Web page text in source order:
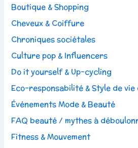
Boutique & Shopping
Cheveux & Coiffure
Chroniques sociétales
Culture pop & Influencers
Do it yourself & Up-cycling
Eco-responsabilité & Style de
Événements Mode & Beauté
FAQ beauté / mythes à
Fitness & Mouvement